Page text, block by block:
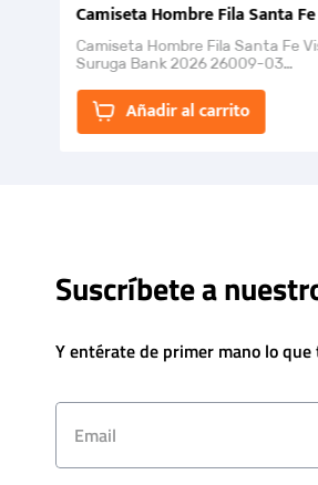
Camiseta Hombre Fila Santa
Camiseta Hombre Fila Santa Fe
Suruga Bank 2026 26009-03
la Et...
Añadir al carrito
Suscríbete a
Y entérate de primer mano lo